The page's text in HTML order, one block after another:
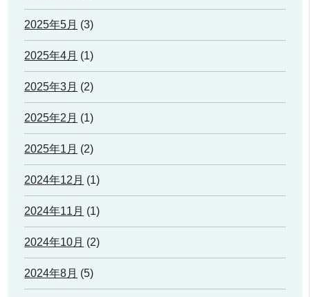
2025年5月 (3)
2025年4月 (1)
2025年3月 (2)
2025年2月 (1)
2025年1月 (2)
2024年12月 (1)
2024年11月 (1)
2024年10月 (2)
2024年8月 (5)